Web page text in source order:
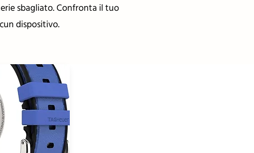
sbagliato. Confronta il tuo
dispositivo.